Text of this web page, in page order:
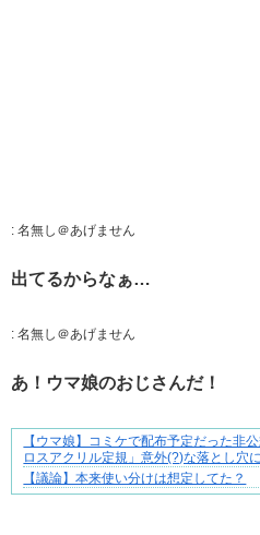
: 名無し＠あげません
出てるからなぁ…
: 名無し＠あげません
あ！ウマ娘のおじさんだ！
ずっと好き。俺はストーカーなんかじ
【ウマ娘】コミケで配布予定だった非
ロスアクリル定規」意外(?)な落とし穴
【議論】本来使い分けは想定してた？